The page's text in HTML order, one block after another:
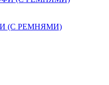
(С РЕМНЯМИ)